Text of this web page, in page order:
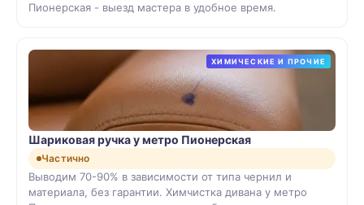
Пионерская - выезд мастера в удобное время.
ХИМИЧЕСКИЕ И ПРОЧИЕ
Шариковая ручка у метро Пионерская
Частично
Выводим 70-90% в зависимости от типа чернил и
материала, без гарантии. Химчистка дивана у метро